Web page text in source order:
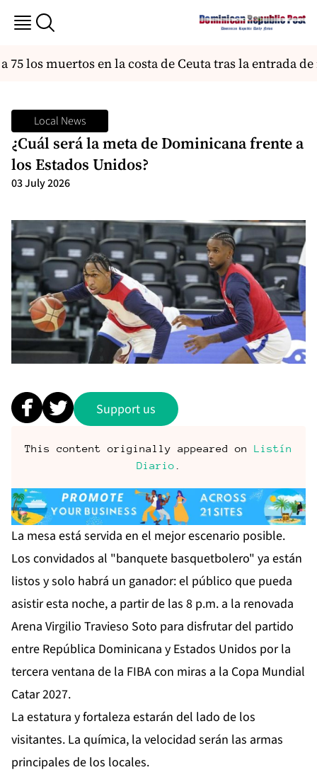
75 los muertos en la costa de Ceuta tras la entrada
Local News
¿Cuál será la meta de Dominicana frente a
los Estados Unidos?
03 July 2026
Support us
This content originally appeared on Listín
Diario .
La mesa está servida en el mejor escenario posible.
Los convidados al "banquete basquetbolero" ya están
listos y solo habrá un ganador: el público que pueda
asistir esta noche, a partir de las 8 p.m. a la renovada
Arena Virgilio Travieso Soto para disfrutar del partido
entre República Dominicana y Estados Unidos por la
tercera ventana de la FIBA con miras a la Copa Mundial
Catar 2027.
La estatura y fortaleza estarán del lado de los
visitantes. La química, la velocidad serán las armas
principales de los locales.